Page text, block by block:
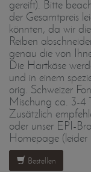
gereift). Bitte
der Gesamtpreis
könnten, da wir
Reiben
genau die von
Die Hartkäse
und in einem
orig. Schweizer
Mischung ca. 3-4
Zusätzlich
oder unser EPI-
Homepage (leider
Bestellen